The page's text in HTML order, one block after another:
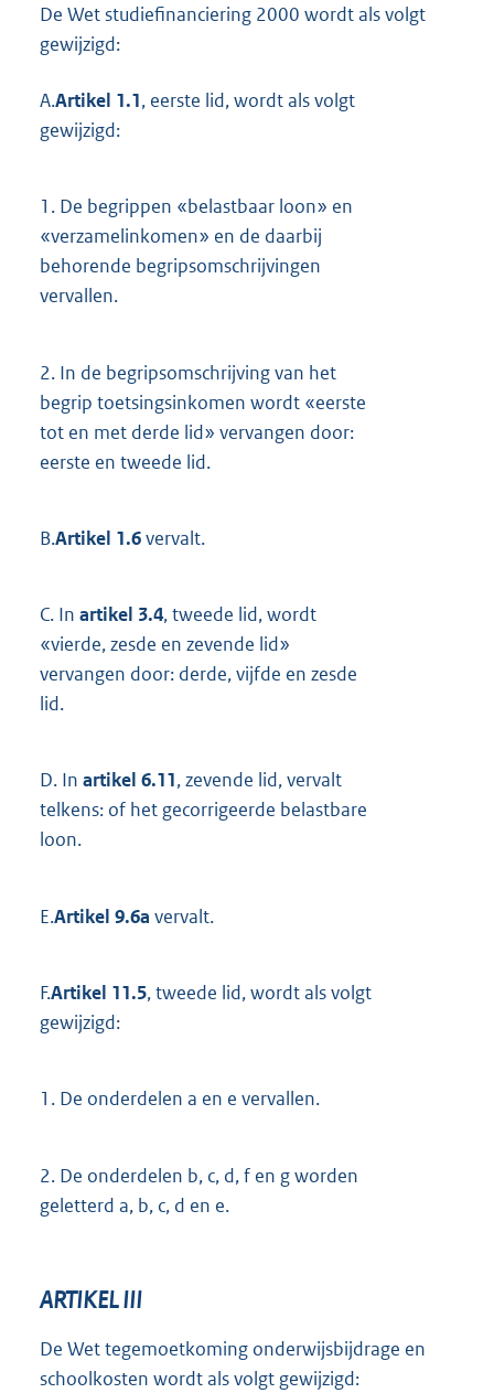
De Wet studiefinanciering 2000 wordt als volgt
gewijzigd:
A.Artikel 1.1, eerste lid, wordt als volgt
gewijzigd:
1. De begrippen «belastbaar loon» en
«verzamelinkomen» en de daarbij
behorende begripsomschrijvingen
vervallen.
2. In de begripsomschrijving van het
begrip toetsingsinkomen wordt «eerste
tot en met derde lid» vervangen door:
eerste en tweede lid.
B.Artikel 1.6vervalt.
C. In artikel 3.4, tweede lid, wordt
«vierde, zesde en zevende lid»
vervangen door: derde, vijfde en zesde
lid.
D. In artikel 6.11, zevende lid, vervalt
telkens: of het gecorrigeerde belastbare
loon.
E.Artikel 9.6a vervalt.
F.Artikel 11.5, tweede lid, wordt als volgt
gewijzigd:
1. De onderdelen a en e vervallen.
2. De onderdelen b, c, d, f en g worden
geletterd a, b, c, d en e.
ARTIKEL III
De Wet tegemoetkoming onderwijsbijdrage en
schoolkosten wordt als volgt gewijzigd: